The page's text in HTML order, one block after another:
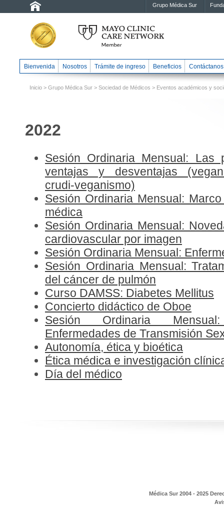
Grupo Médica Sur
Bienvenida Nosotros Trámite de ingreso Beneficios Contáctanos
Inicio > Grupo Médica Sur > Sociedad de Médicos > Eventos académicos y
2022
Sesión Ordinaria Mensual: Las
ventajas y desventajas
crudi-veganismo)
Sesión Ordinaria Mensual:
médica
Sesión Ordinaria Mensual:
cardiovascular por imagen
Sesión Ordinaria Mensual:
Sesión Ordinaria Mensual:
del cáncer de pulmón
Curso DAMSS: Diabetes Mellitus
Concierto didáctico de Oboe
Sesión Ordinaria
Enfermedades de Transmisión
Autonomía, ética y bioética
Ética médica e investigación
Día del médico
Médica Sur 2004 - 2025